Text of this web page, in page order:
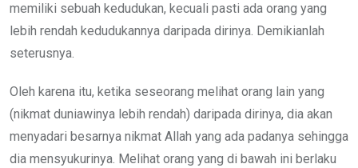
memiliki sebuah kedudukan, kecuali pasti ada orang yang
lebih rendah kedudukannya daripada dirinya. Demikianlah
seterusnya.
Oleh karena itu, ketika seseorang melihat orang lain yang
(nikmat duniawinya lebih rendah) daripada dirinya, dia akan
menyadari besarnya nikmat Allah yang ada padanya sehingga
dia mensyukurinya. Melihat orang yang di bawah ini berlaku